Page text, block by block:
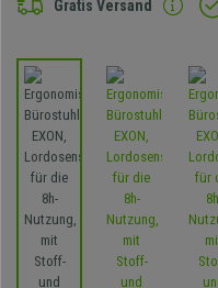
Gratis Versand